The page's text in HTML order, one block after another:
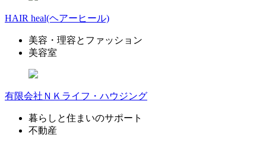
HAIR heal(ヘアーヒール)
美容・理容とファッション
美容室
有限会社ＮＫライフ・ハウジング
暮らしと住まいのサポート
不動産